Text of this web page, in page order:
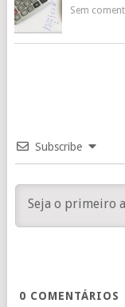
Sem
Subscribe
0 COMENTÁRIOS